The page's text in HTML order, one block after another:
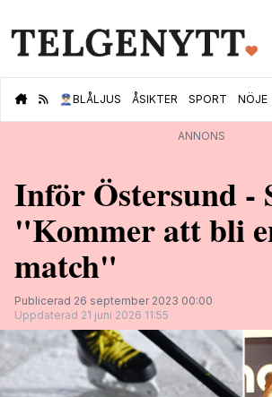
👮🏻‍♂️BLÅLJUS ÅSIKTER SPORT NÖJE
ANNONS
Inför Östersund -
"Kommer att bli
match"
Publicerad 26 september 2023 00:00
Uppdaterad 21 juni 2026 11:55